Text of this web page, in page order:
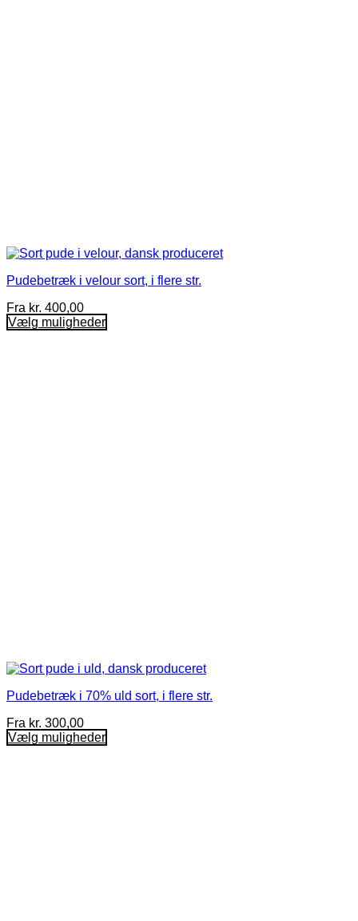
Pudebetræk i velour sort, i flere str.
Fra kr. 400,00
Vælg muligheder
Pudebetræk i 70% uld sort, i flere str.
Fra kr. 300,00
Vælg muligheder